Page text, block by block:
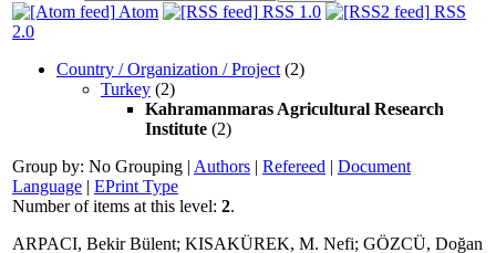
Atom
RSS 1.0
RSS
2.0
Country / Organization / Project (2)
Turkey (2)
Kahramanmaras Agricultural Research
Institute (2)
Group by: No Grouping | Authors | Refereed | Document
Language | EPrint Type
Number of items at this level: 2.
ARPACI, Bekir Bülent; KISAKÜREK, M. Nefi; GÖZCÜ, Doğan